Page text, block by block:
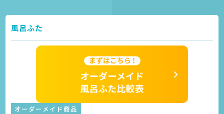
風呂ふた
オーダーメイド商品